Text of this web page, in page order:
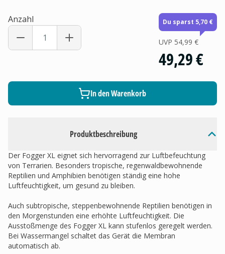
Produktbeschreibung
Der Fogger XL eignet sich hervorragend zur Luftbefeuchtung
von Terrarien. Besonders tropische, regenwaldbewohnende
Reptilien und Amphibien benötigen ständig eine hohe
Luftfeuchtigkeit, um gesund zu bleiben.
Auch subtropische, steppenbewohnende Reptilien benötigen in
den Morgenstunden eine erhöhte Luftfeuchtigkeit. Die
Ausstoßmenge des Fogger XL kann stufenlos geregelt werden.
Bei Wassermangel schaltet das Gerät die Membran
automatisch ab.
Anzahl Du sparst 5,70 €
UVP 54,99 €
49,29 €
In den Warenkorb